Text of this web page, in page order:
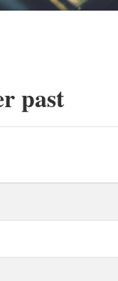
past